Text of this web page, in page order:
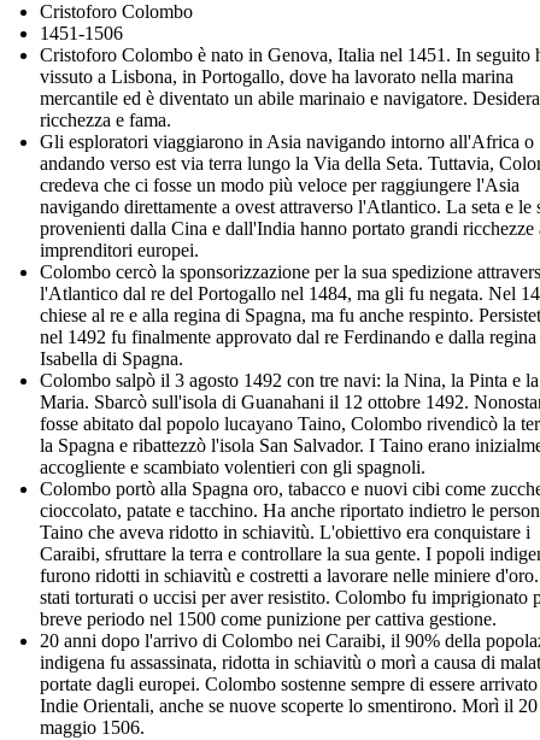
Cristoforo Colombo
1451-1506
Cristoforo Colombo è nato in Genova, Italia nel 1451. In seguito
vissuto a Lisbona, in Portogallo, dove ha lavorato nella marina
mercantile ed è diventato un abile marinaio e navigatore.
ricchezza e fama.
Gli esploratori viaggiarono in Asia navigando intorno all'Africa o
andando verso est via terra lungo la Via della Seta. Tuttavia,
credeva che ci fosse un modo più veloce per raggiungere l'Asia
navigando direttamente a ovest attraverso l'Atlantico. La seta e le
provenienti dalla Cina e dall'India hanno portato grandi ricchezze
imprenditori europei.
Colombo cercò la sponsorizzazione per la sua spedizione
l'Atlantico dal re del Portogallo nel 1484, ma gli fu negata. Nel
chiese al re e alla regina di Spagna, ma fu anche respinto.
nel 1492 fu finalmente approvato dal re Ferdinando e dalla regina
Isabella di Spagna.
Colombo salpò il 3 agosto 1492 con tre navi: la Nina, la Pinta e
Maria. Sbarcò sull'isola di Guanahani il 12 ottobre 1492.
fosse abitato dal popolo lucayano Taino, Colombo rivendicò la
la Spagna e ribattezzò l'isola San Salvador. I Taino erano
accogliente e scambiato volentieri con gli spagnoli.
Colombo portò alla Spagna oro, tabacco e nuovi cibi come
cioccolato, patate e tacchino. Ha anche riportato indietro le
Taino che aveva ridotto in schiavitù. L'obiettivo era conquistare i
Caraibi, sfruttare la terra e controllare la sua gente. I popoli
furono ridotti in schiavitù e costretti a lavorare nelle miniere
stati torturati o uccisi per aver resistito. Colombo fu imprigionato
breve periodo nel 1500 come punizione per cattiva gestione.
20 anni dopo l'arrivo di Colombo nei Caraibi, il 90% della
indigena fu assassinata, ridotta in schiavitù o morì a causa di
portate dagli europei. Colombo sostenne sempre di essere
Indie Orientali, anche se nuove scoperte lo smentirono. Morì il 20
maggio 1506.